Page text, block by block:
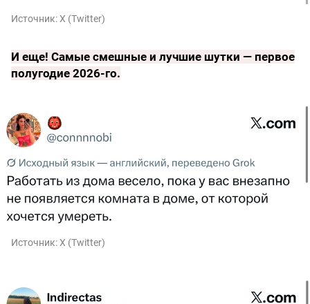
Источник:X (Twitter)
И еще! Самые смешные и лучшие шутки — первое
полугодие 2026-го.
Источник:X (Twitter)